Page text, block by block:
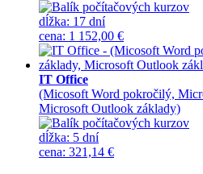
dĺžka: 17 dní
cena: 1 152,00 €
IT Office
(Micosoft Word pokročilý,
Microsoft Outlook základy)
dĺžka: 5 dní
cena: 321,14 €